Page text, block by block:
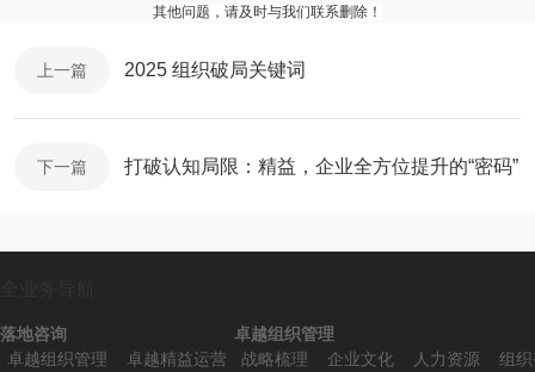
其他问题，请及时与我们联系删除！
上一篇 2025 组织破局关键词
下一篇 打破认知局限：精益，企业全方位提升的“密码”
落地咨询
卓越组织管理
卓越精益运营
卓越组织管理
战略梳理
企业文化 人力资源 组